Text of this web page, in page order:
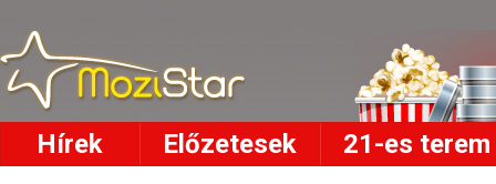
Hírek Előzetesek 21-es terem